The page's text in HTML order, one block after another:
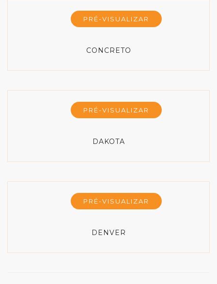
PRÉ-VISUALIZAR
CONCRETO
PRÉ-VISUALIZAR
DAKOTA
PRÉ-VISUALIZAR
DENVER